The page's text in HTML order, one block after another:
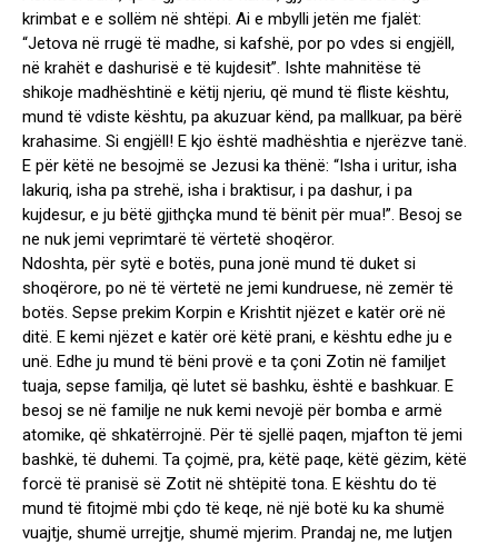
krimbat e e sollëm në shtëpi. Ai e mbylli jetën me fjalët:
“Jetova në rrugë të madhe, si kafshë, por po vdes si engjëll,
në krahët e dashurisë e të kujdesit”. Ishte mahnitëse të
shikoje madhështinë e këtij njeriu, që mund të fliste kështu,
mund të vdiste kështu, pa akuzuar kënd, pa mallkuar, pa bërë
krahasime. Si engjëll! E kjo është madhështia e njerëzve tanë.
E për këtë ne besojmë se Jezusi ka thënë: “Isha i uritur, isha
lakuriq, isha pa strehë, isha i braktisur, i pa dashur, i pa
kujdesur, e ju bëtë gjithçka mund të bënit për mua!”. Besoj se
ne nuk jemi veprimtarë të vërtetë shoqëror.
Ndoshta, për sytë e botës, puna jonë mund të duket si
shoqërore, po në të vërtetë ne jemi kundruese, në zemër të
botës. Sepse prekim Korpin e Krishtit njëzet e katër orë në
ditë. E kemi njëzet e katër orë këtë prani, e kështu edhe ju e
unë. Edhe ju mund të bëni provë e ta çoni Zotin në familjet
tuaja, sepse familja, që lutet së bashku, është e bashkuar. E
besoj se në familje ne nuk kemi nevojë për bomba e armë
atomike, që shkatërrojnë. Për të sjellë paqen, mjafton të jemi
bashkë, të duhemi. Ta çojmë, pra, këtë paqe, këtë gëzim, këtë
forcë të pranisë së Zotit në shtëpitë tona. E kështu do të
mund të fitojmë mbi çdo të keqe, në një botë ku ka shumë
vuajtje, shumë urrejtje, shumë mjerim. Prandaj ne, me lutjen